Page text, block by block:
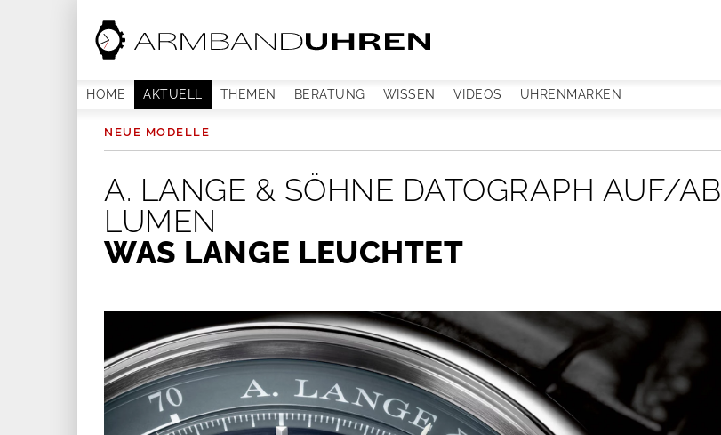
HOME AKTUELL THEMEN BERATUNG WISSEN VIDEOS UHRENMARKEN
NEUE MODELLE
A. LANGE & SÖHNE DATOGRAPH AUF/AB
LUMEN
WAS LANGE LEUCHTET